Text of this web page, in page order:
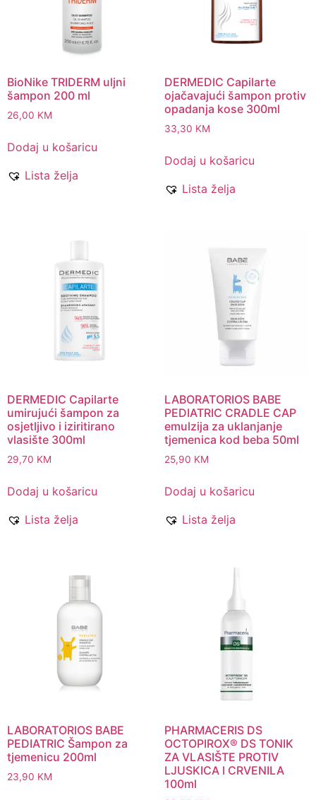
BioNike TRIDERM uljni
šampon 200 ml
26,00 KM
Dodaj u košaricu
Lista želja
DERMEDIC Capilarte
ojačavajući šampon protiv
opadanja kose 300ml
33,30 KM
Dodaj u košaricu
Lista želja
DERMEDIC Capilarte
umirujući šampon za
osjetljivo i iziritirano
vlasište 300ml
29,70 KM
Dodaj u košaricu
Lista želja
LABORATORIOS BABE
PEDIATRIC CRADLE CAP
emulzija za uklanjanje
tjemenica kod beba 50ml
25,90 KM
Dodaj u košaricu
Lista želja
LABORATORIOS BABE
PEDIATRIC Šampon za
tjemenicu 200ml
23,90 KM
PHARMACERIS DS
OCTOPIROX® DS TONIK
ZA VLASIŠTE PROTIV
LJUSKICA I CRVENILA
100ml